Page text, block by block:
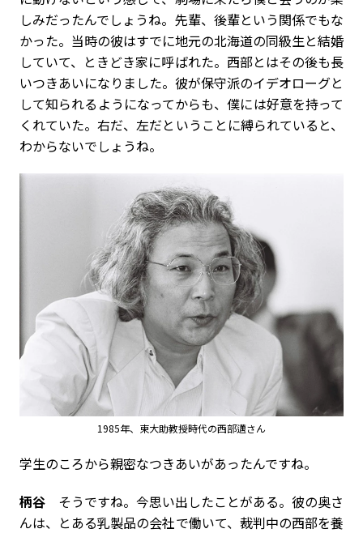
しみだったんでしょうね。先輩、後輩という関係でもな
かった。当時の彼はすでに地元の北海道の同級生と結婚
していて、ときどき家に呼ばれた。西部とはその後も長
いつきあいになりました。彼が保守派のイデオローグと
して知られるようになってからも、僕には好意を持って
くれていた。右だ、左だということに縛られていると、
わからないでしょうね。
1985年、東大助教授時代の西部邁さん
――学生のころから親密なつきあいがあったんですね。
柄谷 そうですね。今思い出したことがある。彼の奥さ
んは、とある乳製品の会社で働いて、裁判中の西部を養